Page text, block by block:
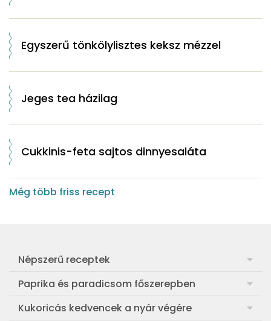
Egyszerű tönkölylisztes keksz mézzel
Jeges tea házilag
Cukkinis-feta sajtos dinnyesaláta
Még több friss recept
Népszerű receptek
Frankfurti leves
Egyszerű muffin
Paprika és paradicsom főszerepben
Pan con Tomate
Kukoricás kedvencek a nyár végére